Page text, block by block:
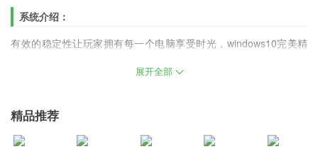
系统介绍：
有效的稳定性让玩家拥有每一个电脑享受时光，windows10完美精
断发布更多的牌本更新，强大的优质工具，带给玩家最方便的体
丰富内容：
展开全部
精品推荐